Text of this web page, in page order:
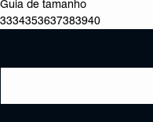
Guia de tamanho
3334353637383940